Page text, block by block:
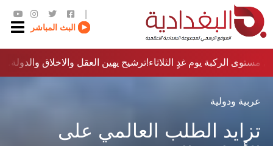
البث المباشر
ترشيح يهين العقل والاخلاق والدولة…؟!مستوى الركبة يوم غدٍ الثلاثاء
عربية ودولية
تزايد الطلب العالمي على